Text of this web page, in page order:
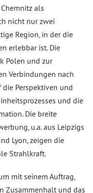
als
nicht nur zwei
Region, in der die
erlebbar ist. Die
Polen und zur
Verbindungen nach
Perspektiven und
und die
Die breite
u.a. aus Leipzigs
Lyon, zeigen die
Strahlkraft.
mit seinem Auftrag,
Zusammenhalt und das